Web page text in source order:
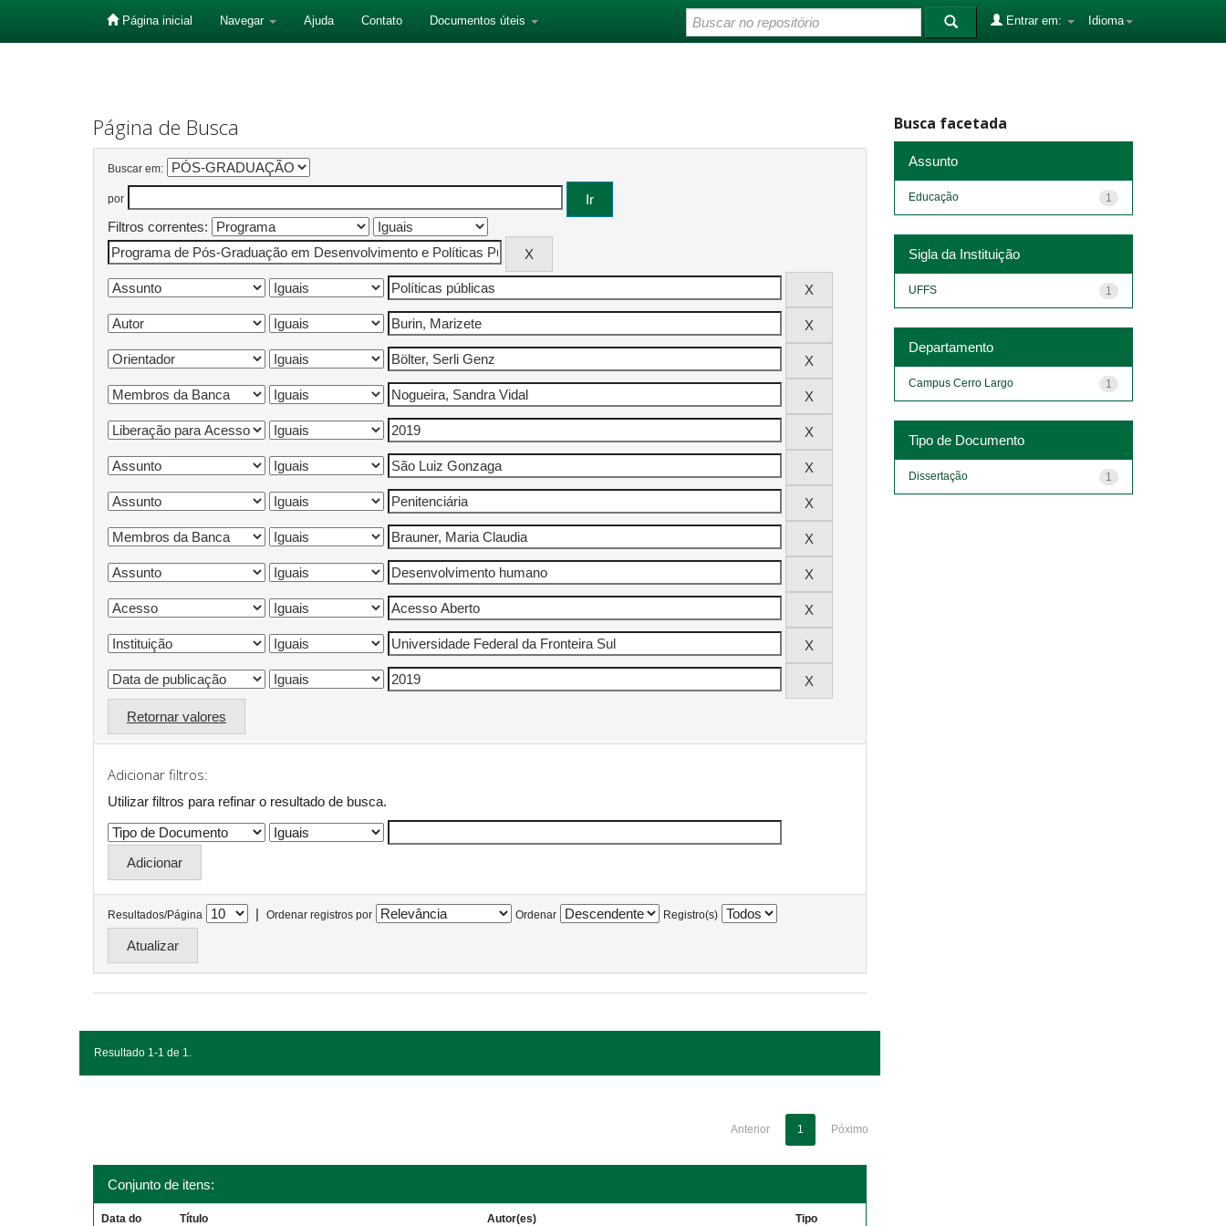
Página inicial Navegar Ajuda Contato Documentos úteis Idioma
Entrar em:
Página de Busca
Buscar em:
por
Filtros correntes:
Retornar valores
Adicionar filtros:
Utilizar filtros para refinar o resultado de busca.
Resultados/Página | Ordenar registros por Ordenar Registro(s)
Resultado 1-1 de 1.
Anterior 1 Póximo
Conjunto de itens:
Data do Título Autor(es) Tipo
Busca facetada
Assunto
1
Educação
Sigla da Instituição
1
UFFS
Departamento
1
Campus Cerro Largo
Tipo de Documento
1
Dissertação